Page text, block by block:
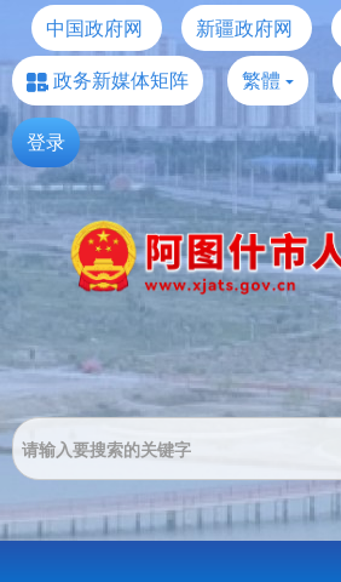
中国政府网 新疆政府网
政务新媒体矩阵
繁體
登录